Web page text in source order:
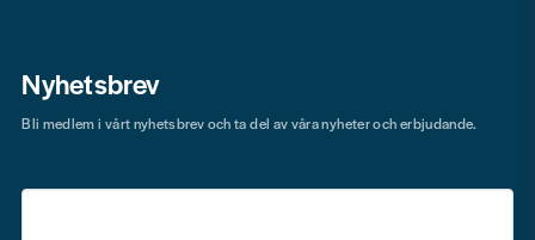
Nyhetsbrev
Bli medlem i vårt nyhetsbrev och ta del av våra nyheter och erbjudande.